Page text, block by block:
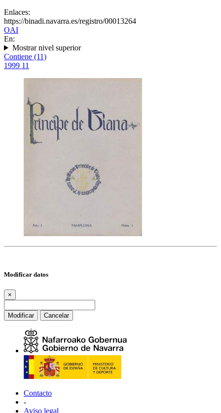
Enlaces:
https://binadi.navarra.es/registro/00013264
OAI
En:
Mostrar nivel superior
Contiene (11)
1999 11
Modificar datos
×
Modificar Cancelar
Contacto
-
Aviso legal